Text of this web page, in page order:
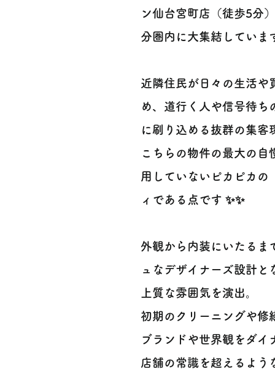
ン仙台宮町店（徒歩5分
分圏内に大集結していま
近隣住民が日々の生活や
め、道行く人や信号待ち
に刷り込める抜群の集客
こちらの物件の最大の
用していないピカピカの
ィである点です ✨✨
外観から内装にいたるま
ュなデザイナーズ設計
上質な雰囲気を演出。
初期のクリーニングや修
ブランドや世界観をダイ
店舗の常識を超えるよう